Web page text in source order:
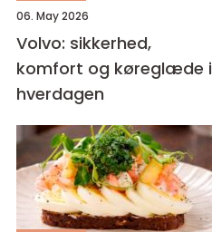
06. May 2026
Volvo: sikkerhed,
komfort og køreglæde i
hverdagen